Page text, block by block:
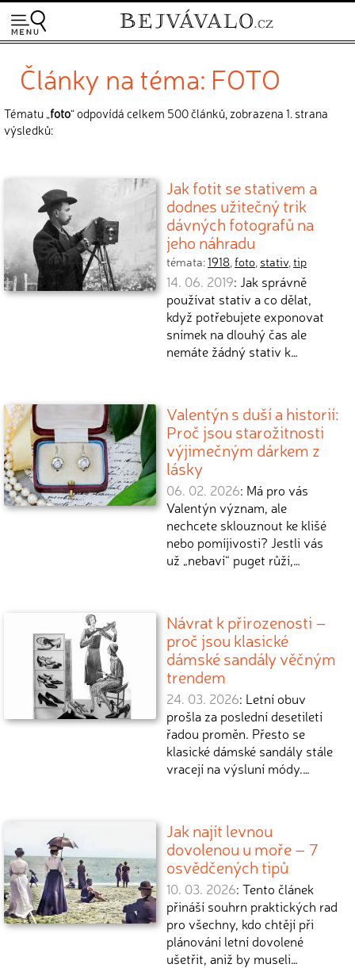
Články na téma: FOTO
Tématu „foto“ odpovídá celkem 500 článků, zobrazena 1. strana
výsledků:
Jak fotit se stativem a
dodnes užitečný trik
dávných fotografů na
jeho náhradu
témata:1918,foto, stativ,tip
14. 06. 2019: Jak správně
používat stativ a co dělat,
když potřebujete exponovat
snímek na dlouhý čas ale
nemáte žádný stativ k…
Valentýn s duší a historií:
Proč jsou starožitnosti
výjimečným dárkem z
lásky
06. 02. 2026: Má pro vás
Valentýn význam, ale
nechcete sklouznout ke klišé
nebo pomíjivosti? Jestli vás
už „nebaví“ puget růží,…
Návrat k přirozenosti –
proč jsou klasické
dámské sandály věčným
trendem
24. 03. 2026: Letní obuv
prošla za poslední desetiletí
řadou proměn. Přesto se
klasické dámské sandály stále
vracejí na výsluní módy.…
Jak najít levnou
dovolenou u moře – 7
osvědčených tipů
10. 03. 2026: Tento článek
přináší souhrn praktických rad
pro všechny, kdo chtějí při
plánování letní dovolené
ušetřit, aniž by museli…